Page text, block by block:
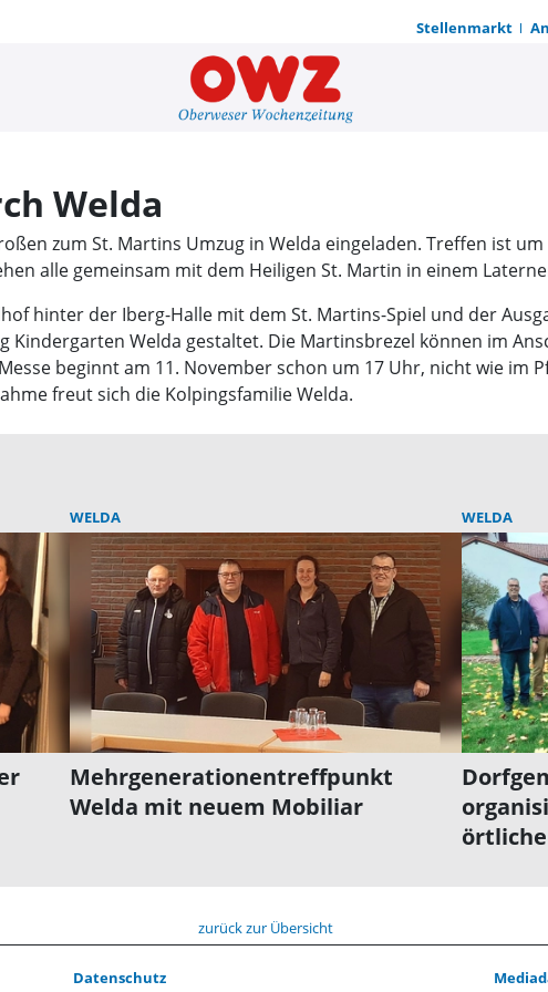
Stellenmarkt
Welda
zum St. Martins Umzug in Welda eingeladen. Treffen ist
alle gemeinsam mit dem Heiligen St. Martin in einem
hinter der Iberg-Halle mit dem St. Martins-Spiel und der
Welda gestaltet. Die Martinsbrezel können im
beginnt am 11. November schon um 17 Uhr, nicht wie im
freut sich die Kolpingsfamilie Welda.
WELDA
Mehrgenerationentreffpunkt
Welda mit neuem Mobiliar
WELDA
zurück zur Übersicht
Datenschutz